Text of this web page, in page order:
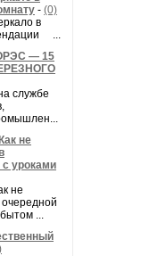
- (0)
в
...
— 15
службе
не
с уроками
не
...